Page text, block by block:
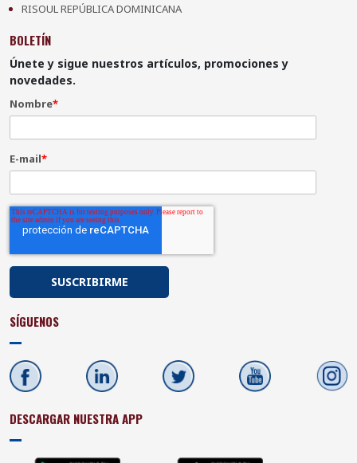
RISOUL REPÚBLICA DOMINICANA
BOLETÍN
Únete y sigue nuestros artículos, promociones y
novedades.
Nombre*
E-mail*
SÍGUENOS
DESCARGAR NUESTRA APP